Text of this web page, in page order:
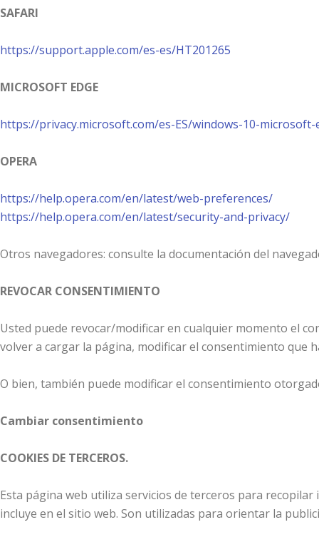
SAFARI
https://support.apple.com/es-es/HT201265
MICROSOFT EDGE
https://privacy.microsoft.com/es-ES/windows-10-
OPERA
https://help.opera.com/en/latest/web-preferences/
https://help.opera.com/en/latest/security-and-privacy/
Otros navegadores: consulte la documentación del
REVOCAR CONSENTIMIENTO
Usted puede revocar/modificar en cualquier momento el
volver a cargar la página, modificar el consentimiento que
O bien, también puede modificar el consentimiento
Cambiar consentimiento
COOKIES DE TERCEROS.
Esta página web utiliza servicios de terceros para
incluye en el sitio web. Son utilizadas para orientar la